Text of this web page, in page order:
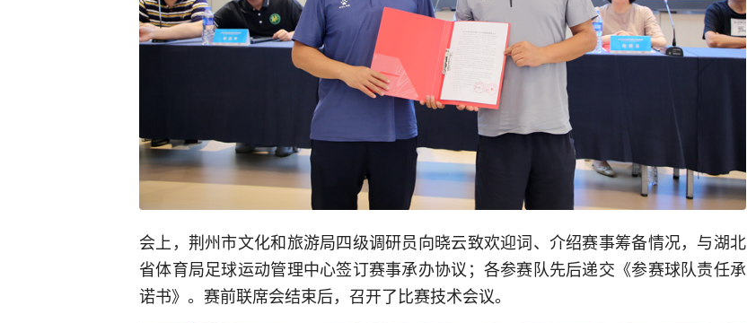
会上，荆州市文化和旅游局四级调研员向晓云致欢迎词、介绍赛事筹备情况，与湖北
省体育局足球运动管理中心签订赛事承办协议；各参赛队先后递交《参赛球队责任承
诺书》。赛前联席会结束后，召开了比赛技术会议。